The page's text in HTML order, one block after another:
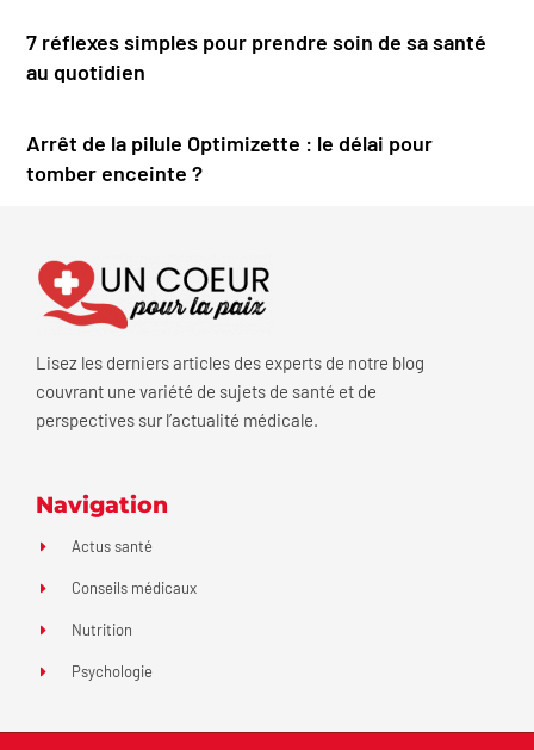
7 réflexes simples pour prendre soin de sa santé
au quotidien
Arrêt de la pilule Optimizette : le délai pour
tomber enceinte ?
Lisez les derniers articles des experts de notre blog
couvrant une variété de sujets de santé et de
perspectives sur l’actualité médicale.
Navigation
Actus santé
Conseils médicaux
Nutrition
Psychologie